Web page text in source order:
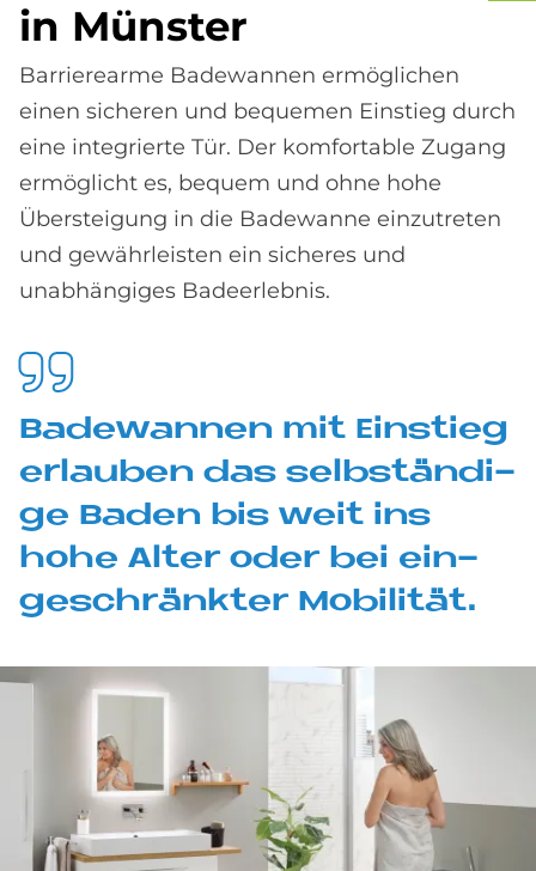
in Mün­ster
Barrierearme Badewannen ermöglichen
einen sicheren und bequemen Einstieg durch
eine integrierte Tür. Der komfortable Zugang
ermöglicht es, bequem und ohne hohe
Übersteigung in die Badewanne einzutreten
und gewährleisten ein sicheres und
unabhängiges Badeerlebnis.
Ba­de­wan­nen mit Ein­stieg
er­lau­ben das selb­stän­di­
ge Ba­den bis weit ins
hohe Al­ter oder bei ein­
ge­schränk­ter Mo­bi­li­tät.